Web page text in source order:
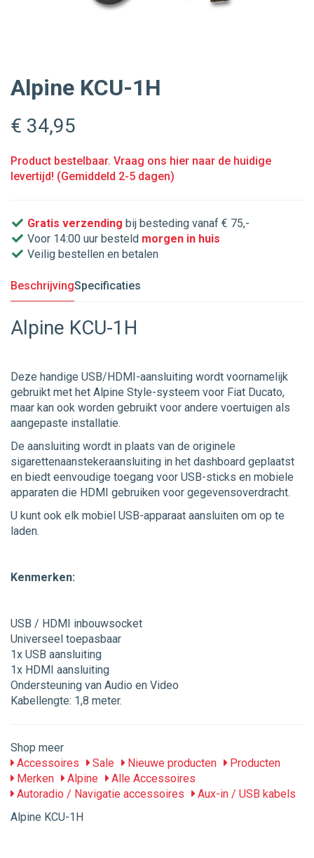
Alpine KCU-1H
€ 34,95
Product bestelbaar. Vraag ons hier naar de huidige
levertijd! (Gemiddeld 2-5 dagen)
Gratis verzending bij besteding vanaf € 75,-
Voor 14:00 uur besteld morgen in huis
Veilig bestellen en betalen
BeschrijvingSpecificaties
Alpine KCU-1H
Deze handige USB/HDMI-aansluiting wordt voornamelijk
gebruikt met het Alpine Style-systeem voor Fiat Ducato,
maar kan ook worden gebruikt voor andere voertuigen als
aangepaste installatie.
De aansluiting wordt in plaats van de originele
sigarettenaanstekeraansluiting in het dashboard geplaatst
en biedt eenvoudige toegang voor USB-sticks en mobiele
apparaten die HDMI gebruiken voor gegevensoverdracht.
U kunt ook elk mobiel USB-apparaat aansluiten om op te
laden.
Kenmerken:
USB / HDMI inbouwsocket
Universeel toepasbaar
1x USB aansluiting
1x HDMI aansluiting
Ondersteuning van Audio en Video
Kabellengte: 1,8 meter.
Shop meer
Accessoires
Sale Nieuwe producten
Producten
Merken
Alpine
Alle Accessoires
Autoradio / Navigatie accessoires
Aux-in / USB kabels
Alpine KCU-1H